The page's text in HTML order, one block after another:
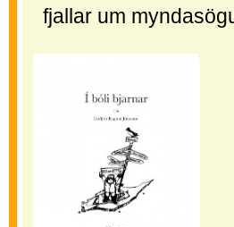
fjallar um